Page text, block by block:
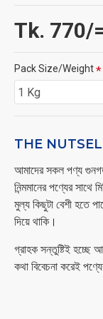
Tk. 770/
Pack Size/Weight
THE
আমাদের সকল পণ্য
নিন্মমানের পণ্যের সাথে
মুল্য কিছুটা বেশী হতে
দিয়ে থাকি।
গ্রাহক সন্তুষ্টিই হচ্ছে
কথা বিবেচনা করেই